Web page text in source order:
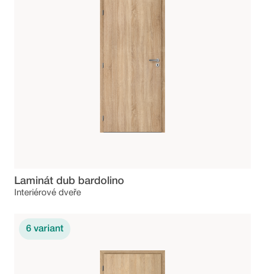
Laminát dub bardolino
Interiérové dveře
6 variant